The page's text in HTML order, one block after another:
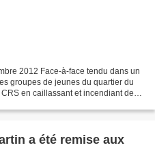
2012 Face-à-face tendu dans un
groupes de jeunes du quartier du
en caillassant et incendiant des
a été remise aux